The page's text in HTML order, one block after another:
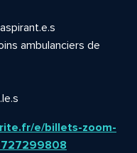
ambulanciers de
e/billets-zoom-